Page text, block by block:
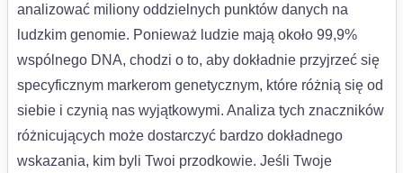
analizować miliony oddzielnych punktów danych na
ludzkim genomie. Ponieważ ludzie mają około 99,9%
wspólnego DNA, chodzi o to, aby dokładnie przyjrzeć się
specyficznym markerom genetycznym, które różnią się od
siebie i czynią nas wyjątkowymi. Analiza tych znaczników
różnicujących może dostarczyć bardzo dokładnego
wskazania, kim byli Twoi przodkowie. Jeśli Twoje